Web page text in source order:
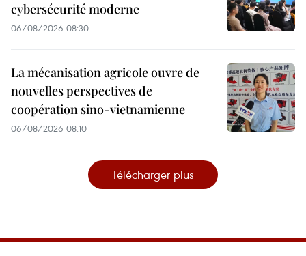
cybersécurité moderne
06/08/2026 08:30
La mécanisation agricole ouvre de
nouvelles perspectives de
coopération sino-vietnamienne
06/08/2026 08:10
Télécharger plus